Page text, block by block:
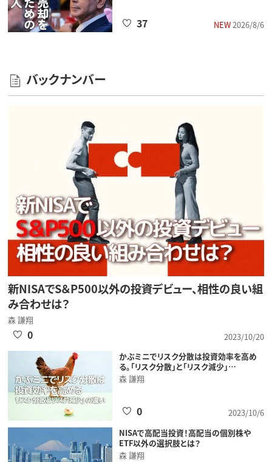
NEW2026/8/6
37
バックナンバー
新NISAでS＆P500以外の投資デビュー、相性の良い組
み合わせは？
森 謙翔
2023/10/20
0
かぶミニでリスク分散は投資効率を高め
る。「リスク分散」と「リスク減少」…
森 謙翔
2023/10/6
0
NISAで高配当投資！高配当の個別株や
ETF以外の選択肢とは？
森 謙翔